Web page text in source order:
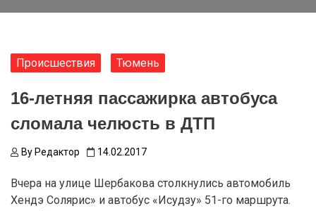
Происшествия Тюмень
16-летняя пассажирка автобуса
сломала челюсть в ДТП
By Редактор 14.02.2017
Вчера на улице Шербакова столкнулись автомобиль
Хендэ Солярис» и автобус «Исудзу» 51-го маршрута.